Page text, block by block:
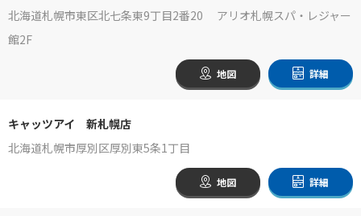
北海道札幌市東区北七条東9丁目2番20 アリオ札幌スパ・レジャー
館2F
地図 詳細
キャッツアイ 新札幌店
北海道札幌市厚別区厚別東5条1丁目
地図 詳細